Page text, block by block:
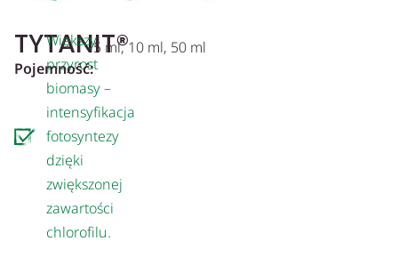
TYTANIT®
Większy
przyrost
biomasy –
intensyfikacja
fotosyntezy
dzięki
zwiększonej
zawartości
chlorofilu.
Pojemność:
5 ml, 10 ml, 50 ml